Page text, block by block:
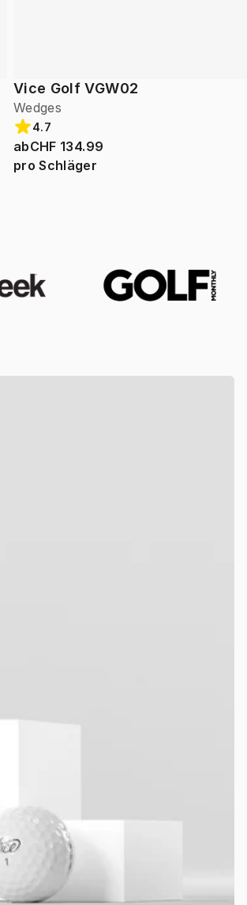
Vice Golf VGW02
Wedges
4.7
abCHF 134.99
pro Schläger